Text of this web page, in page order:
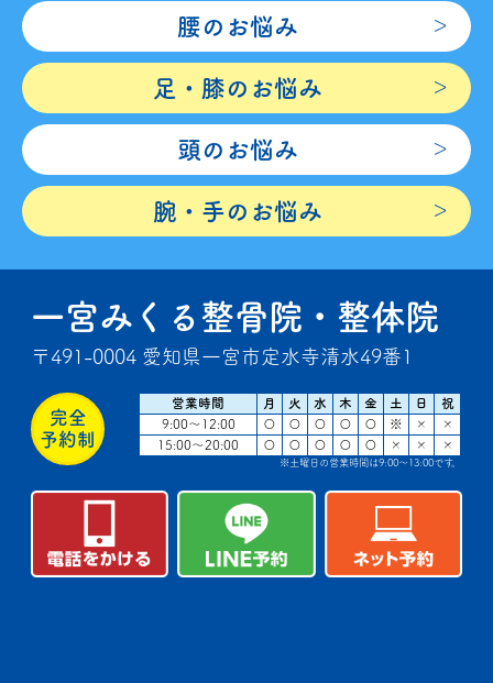
腰のお悩み
足・膝のお悩み
頭のお悩み
腕・手のお悩み
一宮みくる整骨院・整体院
〒491-0004 愛知県一宮市定水寺清水49番1
完全
予約制
※土曜日の営業時間は9:00～13:00です。
営業時間 月 火 水 木 金 土 日
祝
9:00～12:00
〇 〇 〇 〇 〇 ※ ×
×
15:00～20:00
〇 〇 〇 〇 〇 × × ×